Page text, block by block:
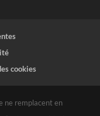
cookies
ne remplacent en